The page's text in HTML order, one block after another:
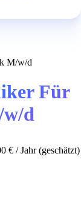
M/w/d
Für
d
€ / Jahr (geschätzt)